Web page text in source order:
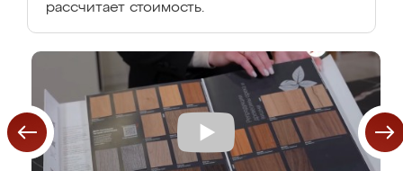
рассчитает стоимость.